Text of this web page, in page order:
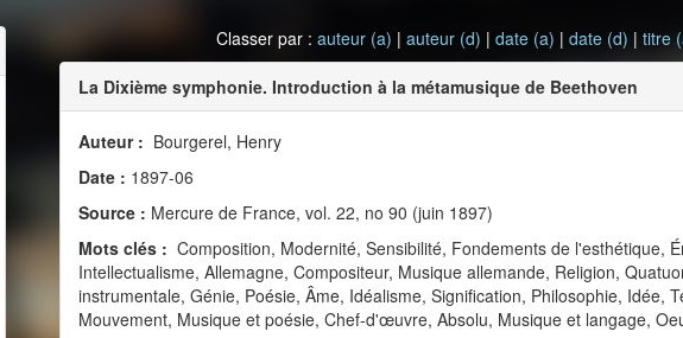
Classer par :auteur (a) |auteur (d) |date (a) |date (d) |titre
La Dixième symphonie. Introduction à la métamusique de Beethoven
Auteur : Bourgerel, Henry
Date : 1897-06
Source : Mercure de France, vol. 22, no 90 (juin 1897)
Mots clés : Composition, Modernité, Sensibilité, Fondements de l'esthétique,
Intellectualisme, Allemagne, Compositeur, Musique allemande, Religion,
instrumentale, Génie, Poésie, Âme, Idéalisme, Signification, Philosophie, Idée,
Mouvement, Musique et poésie, Chef-d'œuvre, Absolu, Musique et langage,